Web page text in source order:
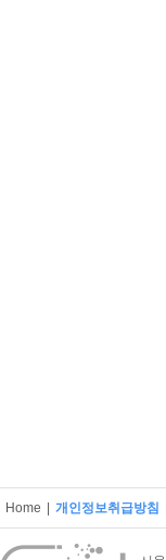
Home 개인정보취급방침